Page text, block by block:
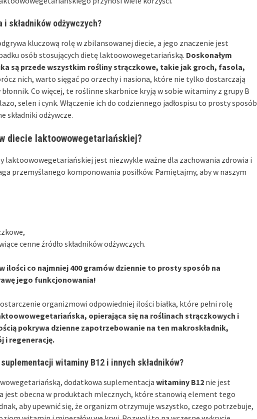
i składników odżywczych?
kluczową rolę w zbilansowanej diecie, a jego znaczenie jest
osób stosujących dietę laktoowowegetariańską. Doskonałym
są przede wszystkim rośliny strączkowe, takie jak groch, fasola,
nich, warto sięgać po orzechy i nasiona, które nie tylko dostarczają
Co więcej, te roślinne skarbnice kryją w sobie witaminy z grupy B
selen i cynk. Włączenie ich do codziennego jadłospisu to prosty sposób
składniki odżywcze.
diecie laktoowowegetariańskiej?
laktoowowegetariańskiej jest niezwykle ważne dla zachowania zdrowia i
przemyślanego komponowania posiłków. Pamiętajmy, aby w naszym
cenne źródło składników odżywczych.
ilości co najmniej 400 gramów dziennie to prosty sposób na
jego funkcjonowania!
organizmowi odpowiedniej ilości białka, które pełni rolę
opierająca się na roślinach strączkowych i
pokrywa dzienne zapotrzebowanie na ten makroskładnik,
i regenerację.
witaminy B12 i innych składników?
dodatkowa suplementacja witaminy B12 nie jest
jest obecna w produktach mlecznych, które stanowią element tego
aby upewnić się, że organizm otrzymuje wszystko, czego potrzebuje,